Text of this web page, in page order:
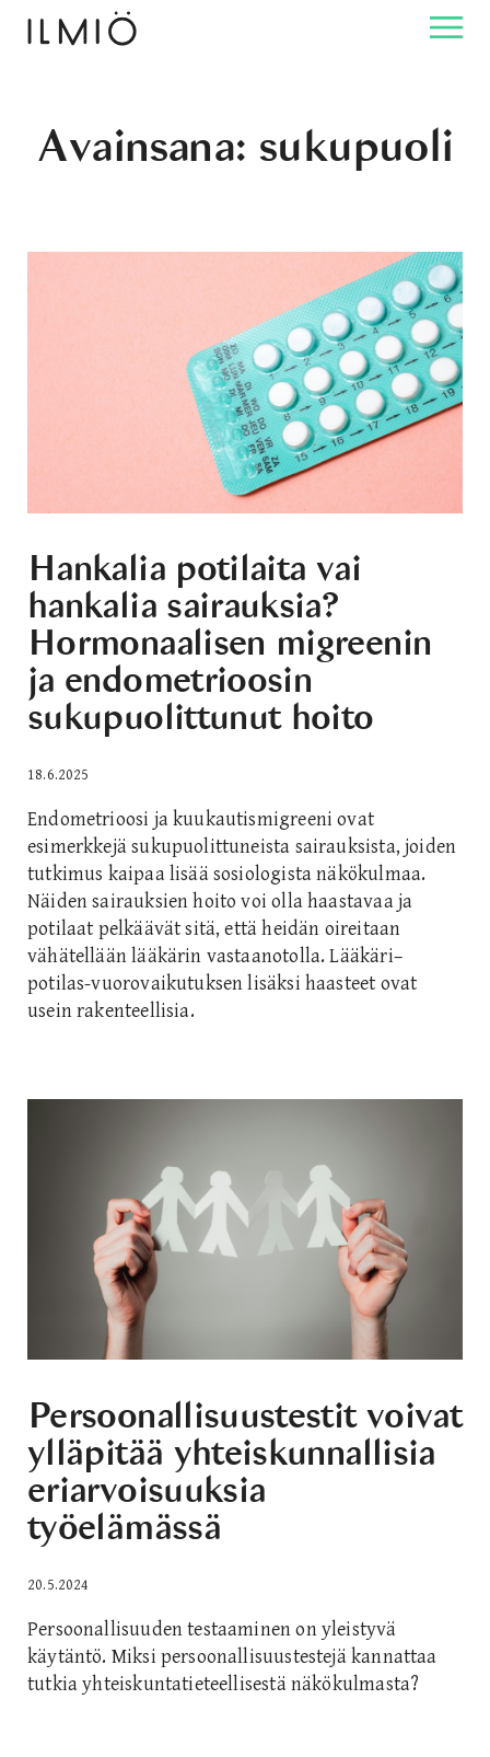
Avainsana: sukupuoli
Hankalia potilaita vai
hankalia sairauksia?
Hormonaalisen migreenin
ja endometrioosin
sukupuolittunut hoito
18.6.2025
Endometrioosi ja kuukautismigreeni ovat
esimerkkejä sukupuolittuneista sairauksista, joiden
tutkimus kaipaa lisää sosiologista näkökulmaa.
Näiden sairauksien hoito voi olla haastavaa ja
potilaat pelkäävät sitä, että heidän oireitaan
vähätellään lääkärin vastaanotolla. Lääkäri–
potilas-vuorovaikutuksen lisäksi haasteet ovat
usein rakenteellisia.
Persoonallisuustestit voivat
ylläpitää yhteiskunnallisia
eriarvoisuuksia
työelämässä
20.5.2024
Persoonallisuuden testaaminen on yleistyvä
käytäntö. Miksi persoonallisuustestejä kannattaa
tutkia yhteiskuntatieteellisestä näkökulmasta?